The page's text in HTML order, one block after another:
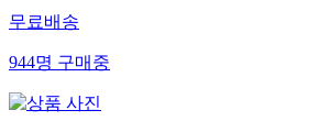
무료배송
944명구매중